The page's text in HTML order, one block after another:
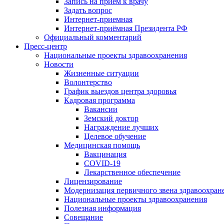
Задать вопрос
Интернет-приемная
Интернет-приёмная Президента РФ
Официальный комментарий
Пресс-центр
Национальные проекты здравоохранения
Новости
Жизненные ситуации
Волонтерство
График выездов центра здоровья
Кадровая программа
Вакансии
Земский доктор
Награждение лучших
Целевое обучение
Медицинская помощь
Вакцинация
COVID-19
Лекарственное обеспечение
Лицензирование
Модернизация первичного звена
Национальные проекты здравоохранения
Полезная информация
Совещание